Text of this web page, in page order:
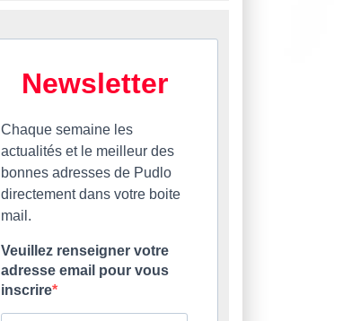
Newsletter
Chaque semaine les
actualités et le meilleur des
bonnes adresses de Pudlo
directement dans votre boite
mail.
Veuillez renseigner votre
adresse email pour vous
inscrire